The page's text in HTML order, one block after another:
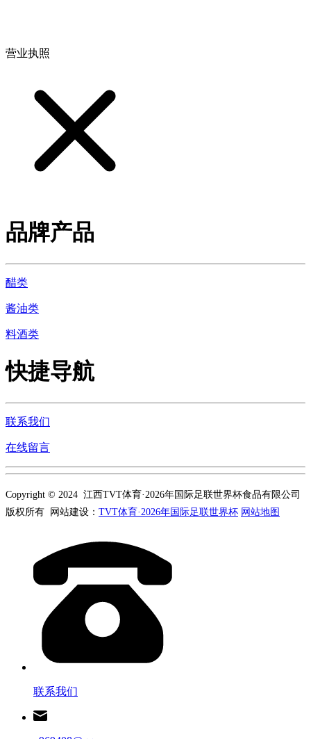
营业执照
品牌产品
醋类
酱油类
料酒类
快捷导航
联系我们
在线留言
Copyright © 2024 江西TVT体育·2026年国际足联世界杯食品有限公司
版权所有 网站建设： TVT体育·2026年国际足联世界杯 网站地图
联系我们